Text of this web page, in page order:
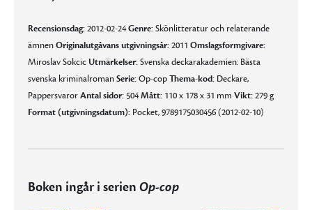
Recensionsdag:2012-02-24Genre:Skönlitteratur och relaterande
ämnenOriginalutgåvans utgivningsår:2011 Omslagsformgivare:
Miroslav Sokcic Utmärkelser:Svenska deckarakademien: Bästa
svenska kriminalromanSerie:Op-copThema-kod: Deckare,
PappersvarorAntal sidor:504Mått: 110 x 178 x 31 mmVikt:279 g
Format (utgivningsdatum): Pocket, 9789175030456 (2012-02-10)
Boken ingår i serien Op-cop